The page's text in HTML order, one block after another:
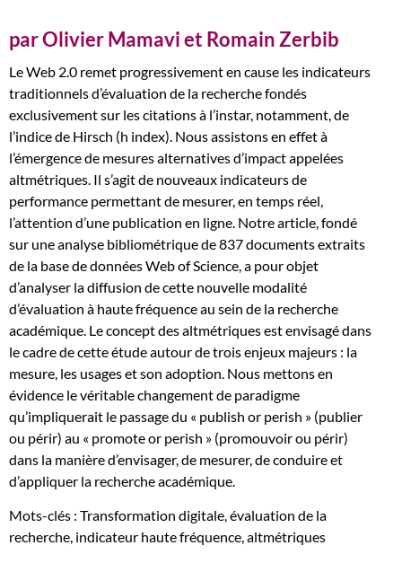
l'émergence
des
altmétriques
dans
la
recherche
académique
par Olivier Mamavi et Romain Zerbib
Le Web 2.0 remet progressivement en cause les indicateurs
traditionnels d’évaluation de la recherche fondés
exclusivement sur les citations à l’instar, notamment, de
l’indice de Hirsch (h index). Nous assistons en effet à
l’émergence de mesures alternatives d’impact appelées
altmétriques. Il s’agit de nouveaux indicateurs de
performance permettant de mesurer, en temps réel,
l’attention d’une publication en ligne. Notre article, fondé
sur une analyse bibliométrique de 837 documents extraits
de la base de données Web of Science, a pour objet
d’analyser la diffusion de cette nouvelle modalité
d’évaluation à haute fréquence au sein de la recherche
académique. Le concept des altmétriques est envisagé dans
le cadre de cette étude autour de trois enjeux majeurs : la
mesure, les usages et son adoption. Nous mettons en
évidence le véritable changement de paradigme
qu’impliquerait le passage du « publish or perish » (publier
ou périr) au « promote or perish » (promouvoir ou périr)
dans la manière d’envisager, de mesurer, de conduire et
d’appliquer la recherche académique.
Mots-clés : Transformation digitale, évaluation de la
recherche, indicateur haute fréquence, altmétriques